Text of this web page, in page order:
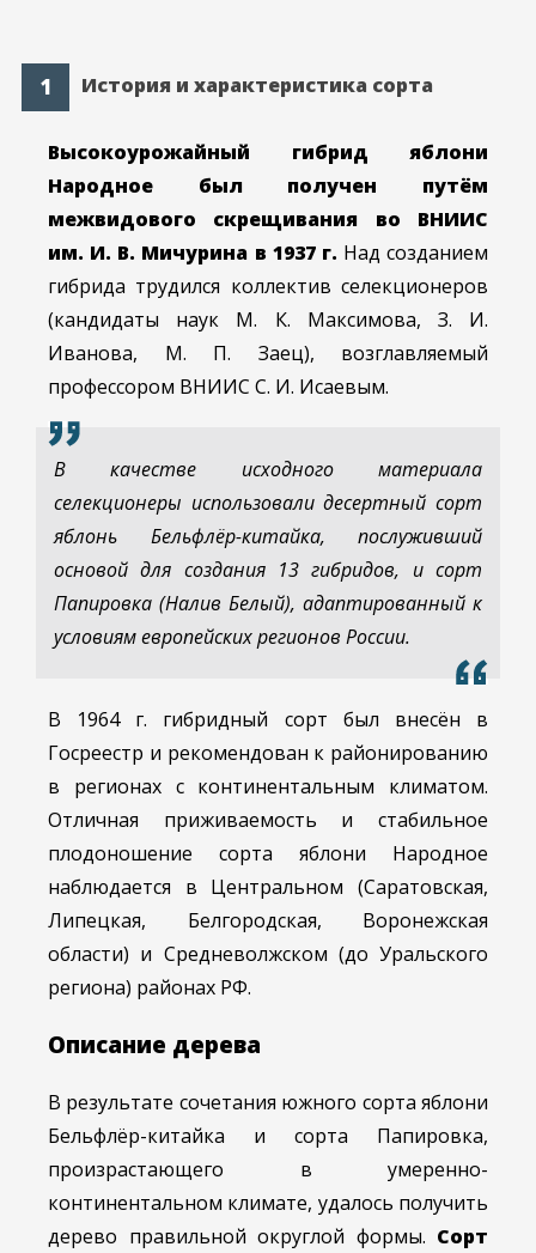
История и характеристика сорта
Высокоурожайный гибрид яблони
Народное был получен путём
межвидового скрещивания во ВНИИС
им. И. В. Мичурина в 1937 г. Над созданием
гибрида трудился коллектив селекционеров
(кандидаты наук М. К. Максимова, З. И.
Иванова, М. П. Заец), возглавляемый
профессором ВНИИС С. И. Исаевым.
В качестве исходного материала
селекционеры использовали десертный сорт
яблонь Бельфлёр-китайка, послуживший
основой для создания 13 гибридов, и сорт
Папировка (Налив Белый), адаптированный к
условиям европейских регионов России.
В 1964 г. гибридный сорт был внесён в
Госреестр и рекомендован к районированию
в регионах с континентальным климатом.
Отличная приживаемость и стабильное
плодоношение сорта яблони Народное
наблюдается в Центральном (Саратовская,
Липецкая, Белгородская, Воронежская
области) и Средневолжском (до Уральского
региона) районах РФ.
Описание дерева
В результате сочетания южного сорта яблони
Бельфлёр-китайка и сорта Папировка,
произрастающего в умеренно-
континентальном климате, удалось получить
дерево правильной округлой формы. Сорт